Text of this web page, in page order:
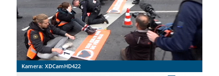
Kamera: XDCamHD422